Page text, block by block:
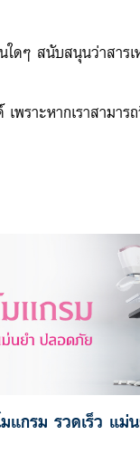
ดๆ สนับสนุนว่าสารเ
พราะหากเราสามาร
แกรม รวดเร็ว แม่